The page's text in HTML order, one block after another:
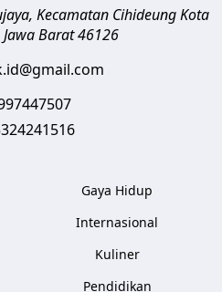
Kecamatan CihideungKota
Jawa Barat 46126
Gaya Hidup
Internasional
Kuliner
Pendidikan